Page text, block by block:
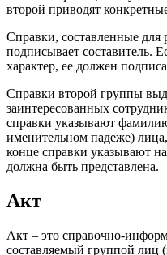
второй приводят
Справки, составленные для
подписывает составитель.
характер, ее должен
Справки второй группы
заинтересованных
справки указывают
именительном падеже)
конце справки указывают
должна быть представлена.
Акт
Акт – это справочно-
составляемый группой лиц